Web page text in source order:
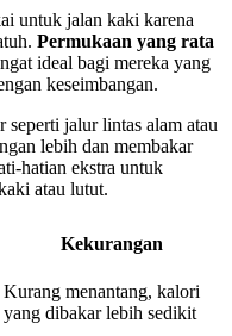
untuk jalan kaki karena
Permukaan yang rata
ideal bagi mereka yang
keseimbangan.
jalur lintas alam atau
lebih dan membakar
hatian ekstra untuk
atau lutut.
Kekurangan
Kurang menantang, kalori
yang dibakar lebih sedikit